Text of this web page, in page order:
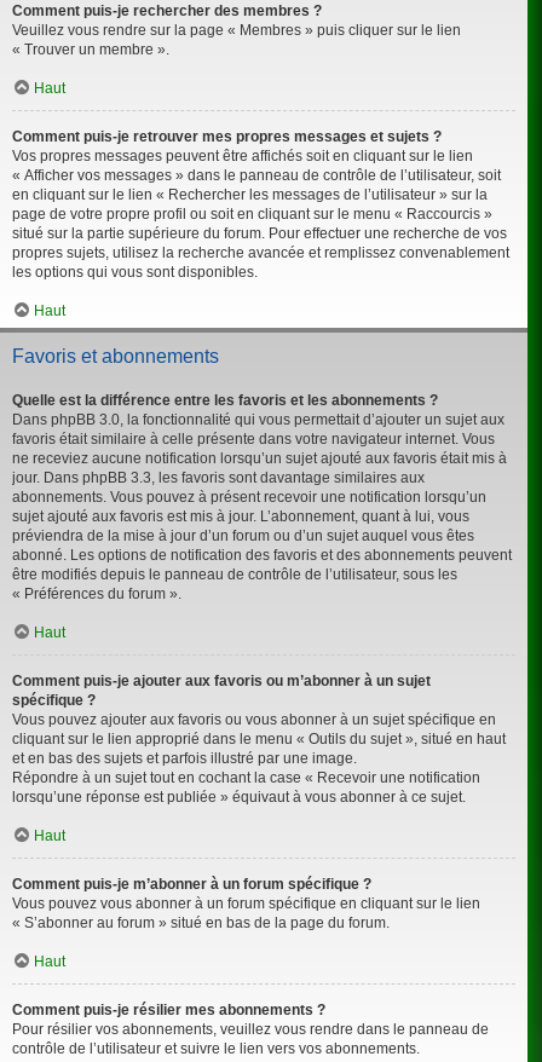
Comment puis-je rechercher des membres ?
Veuillez vous rendre sur la page « Membres » puis cliquer sur le lien
« Trouver un membre ».
Haut
Comment puis-je retrouver mes propres messages et sujets ?
Vos propres messages peuvent être affichés soit en cliquant sur le lien
« Afficher vos messages » dans le panneau de contrôle de l’utilisateur, soit
en cliquant sur le lien « Rechercher les messages de l’utilisateur » sur la
page de votre propre profil ou soit en cliquant sur le menu « Raccourcis »
situé sur la partie supérieure du forum. Pour effectuer une recherche de vos
propres sujets, utilisez la recherche avancée et remplissez convenablement
les options qui vous sont disponibles.
Haut
Favoris et abonnements
Quelle est la différence entre les favoris et les abonnements ?
Dans phpBB 3.0, la fonctionnalité qui vous permettait d’ajouter un sujet aux
favoris était similaire à celle présente dans votre navigateur internet. Vous
ne receviez aucune notification lorsqu’un sujet ajouté aux favoris était mis à
jour. Dans phpBB 3.3, les favoris sont davantage similaires aux
abonnements. Vous pouvez à présent recevoir une notification lorsqu’un
sujet ajouté aux favoris est mis à jour. L’abonnement, quant à lui, vous
préviendra de la mise à jour d’un forum ou d’un sujet auquel vous êtes
abonné. Les options de notification des favoris et des abonnements peuvent
être modifiés depuis le panneau de contrôle de l’utilisateur, sous les
« Préférences du forum ».
Haut
Comment puis-je ajouter aux favoris ou m’abonner à un sujet
spécifique ?
Vous pouvez ajouter aux favoris ou vous abonner à un sujet spécifique en
cliquant sur le lien approprié dans le menu « Outils du sujet », situé en haut
et en bas des sujets et parfois illustré par une image.
Répondre à un sujet tout en cochant la case « Recevoir une notification
lorsqu’une réponse est publiée » équivaut à vous abonner à ce sujet.
Haut
Comment puis-je m’abonner à un forum spécifique ?
Vous pouvez vous abonner à un forum spécifique en cliquant sur le lien
« S’abonner au forum » situé en bas de la page du forum.
Haut
Comment puis-je résilier mes abonnements ?
Pour résilier vos abonnements, veuillez vous rendre dans le panneau de
contrôle de l’utilisateur et suivre le lien vers vos abonnements.